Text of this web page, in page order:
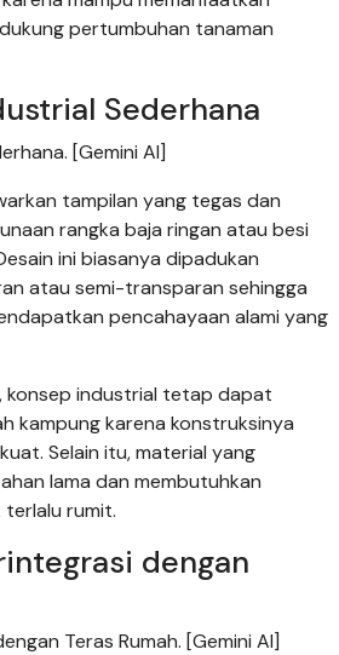
pertumbuhan tanaman
Sederhana
[Gemini AI]
tampilan yang tegas dan
rangka baja ringan atau besi
ini biasanya dipadukan
atau semi-transparan sehingga
pencahayaan alami yang
konsep industrial tetap dapat
kampung karena konstruksinya
Selain itu, material yang
lama dan membutuhkan
rumit.
dengan
Teras Rumah. [Gemini AI]